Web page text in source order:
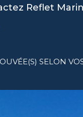
Reflet
SELON